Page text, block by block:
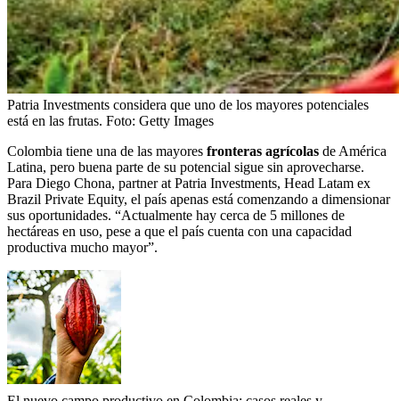
Patria Investments considera que uno de los mayores potenciales
está en las frutas. Foto: Getty Images
Colombia tiene una de las mayores fronteras agrícolas de América
Latina, pero buena parte de su potencial sigue sin aprovecharse.
Para Diego Chona, partner at Patria Investments, Head Latam ex
Brazil Private Equity, el país apenas está comenzando a dimensionar
sus oportunidades. “Actualmente hay cerca de 5 millones de
hectáreas en uso, pese a que el país cuenta con una capacidad
productiva mucho mayor”.